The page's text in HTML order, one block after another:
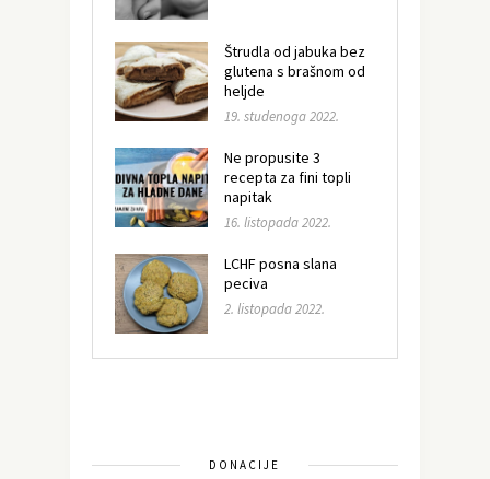
Štrudla od jabuka bez
glutena s brašnom od
heljde
19. studenoga 2022.
Ne propusite 3
recepta za fini topli
napitak
16. listopada 2022.
LCHF posna slana
peciva
2. listopada 2022.
DONACIJE